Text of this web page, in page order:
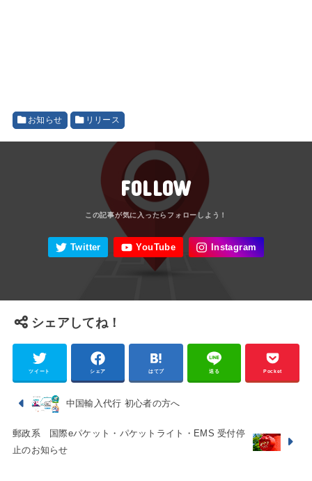
お知らせ リリース
FOLLOW
シェアしてね！
ツイート シェア はてブ 送る Pocket
中国輸入代行 初心者の方へ
郵政系 国際eパケット・パケットライト・EMS 受付停
止のお知らせ